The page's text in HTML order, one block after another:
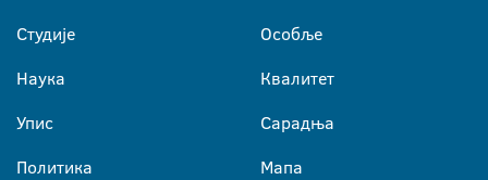
Студије
Наука
Упис
Политика
Особље
Квалитет
Сарадња
Мапа